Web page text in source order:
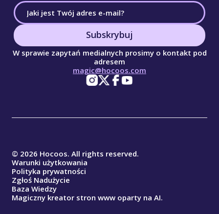
Subskrybuj
W sprawie zapytań medialnych prosimy o kontakt pod
adresem
magic@hocoos.com
© 2026 Hocoos. All rights reserved.
Warunki użytkowania
Polityka prywatności
Zgłoś Nadużycie
Baza Wiedzy
Magiczny kreator stron www oparty na AI.